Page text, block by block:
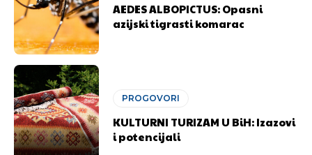
AEDES ALBOPICTUS: Opasni
azijski tigrasti komarac
PROGOVORI
KULTURNI TURIZAM U BiH: Izazovi
i potencijali